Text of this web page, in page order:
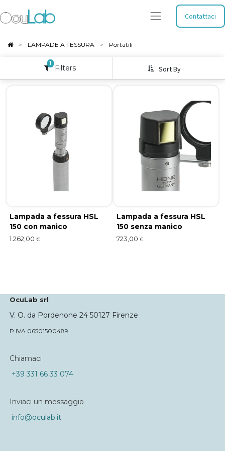
Contattaci
LAMPADE A FESSURA Portatili
1
Filters Sort By
Lampada a fessura HSL
150 con manico
1.262,00 €
Lampada a fessura HSL
150 senza manico
723,00 €
OcuLab srl
V. O. da Pordenone 24 50127 Firenze
P.IVA 06501500489
Chiamaci
+39 331 66 33 074
Inviaci un messaggio
info@oculab.it